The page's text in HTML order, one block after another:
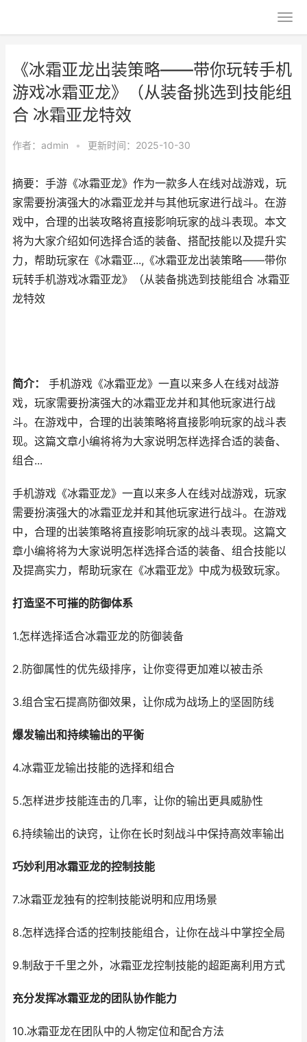
《冰霜亚龙出装策略——带你玩转手机
游戏冰霜亚龙》（从装备挑选到技能组
合 冰霜亚龙特效
作者： admin • 更新时间：2025-10-30
摘要：手游《冰霜亚龙》作为一款多人在线对战游戏，玩
家需要扮演强大的冰霜亚龙并与其他玩家进行战斗。在游
戏中，合理的出装攻略将直接影响玩家的战斗表现。本文
将为大家介绍如何选择合适的装备、搭配技能以及提升实
力，帮助玩家在《冰霜亚...,《冰霜亚龙出装策略——带你
玩转手机游戏冰霜亚龙》（从装备挑选到技能组合 冰霜亚
龙特效
简介：
手机游戏《冰霜亚龙》一直以来多人在线对战游
戏，玩家需要扮演强大的冰霜亚龙并和其他玩家进行战
斗。在游戏中，合理的出装策略将直接影响玩家的战斗表
现。这篇文章小编将将为大家说明怎样选择合适的装备、
组合...
手机游戏《冰霜亚龙》一直以来多人在线对战游戏，玩家
需要扮演强大的冰霜亚龙并和其他玩家进行战斗。在游戏
中，合理的出装策略将直接影响玩家的战斗表现。这篇文
章小编将将为大家说明怎样选择合适的装备、组合技能以
及提高实力，帮助玩家在《冰霜亚龙》中成为极致玩家。
打造坚不可摧的防御体系
1.怎样选择适合冰霜亚龙的防御装备
2.防御属性的优先级排序，让你变得更加难以被击杀
3.组合宝石提高防御效果，让你成为战场上的坚固防线
爆发输出和持续输出的平衡
4.冰霜亚龙输出技能的选择和组合
5.怎样进步技能连击的几率，让你的输出更具威胁性
6.持续输出的诀窍，让你在长时刻战斗中保持高效率输出
巧妙利用冰霜亚龙的控制技能
7.冰霜亚龙独有的控制技能说明和应用场景
8.怎样选择合适的控制技能组合，让你在战斗中掌控全局
9.制敌于千里之外，冰霜亚龙控制技能的超距离利用方式
充分发挥冰霜亚龙的团队协作能力
10.冰霜亚龙在团队中的人物定位和配合方法